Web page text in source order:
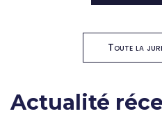
Toute la
Actualité